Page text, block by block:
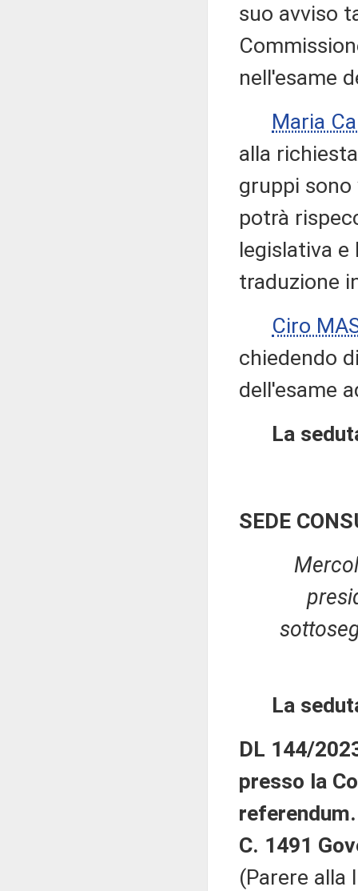
suo avviso
nell'esame
Maria
alla
gruppi
potrà
legislativa e
traduzione
Ciro
chiedendo
dell'esame
La
SEDE
La
DL 144/
presso la
referendum.
C. 1491
(Parere alla